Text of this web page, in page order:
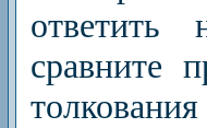
ответить
сравните